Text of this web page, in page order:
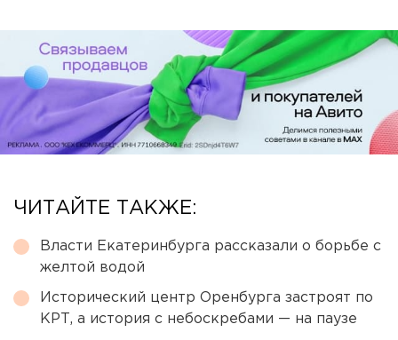
ЧИТАЙТЕ ТАКЖЕ:
Власти Екатеринбурга рассказали о борьбе с
желтой водой
Исторический центр Оренбурга застроят по
КРТ, а история с небоскребами — на паузе